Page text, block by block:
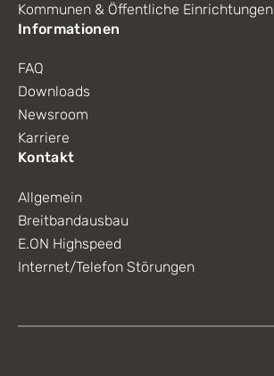
Kommunen & Öffentliche Einrichtungen
Informationen
FAQ
Downloads
Newsroom
Karriere
Kontakt
Allgemein
Breitbandausbau
E.ON Highspeed
Internet/Telefon Störungen